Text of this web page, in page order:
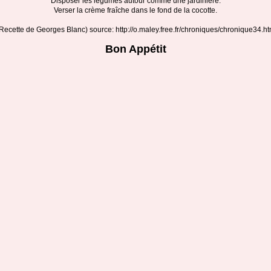
Verser la crème fraîche dans le fond de la cocotte.
de Georges Blanc) source: http://o.maley.free.fr/chroniques/
Bon Appétit